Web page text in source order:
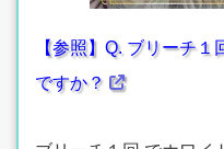
【参照】Q. ブリーチ
ですか？